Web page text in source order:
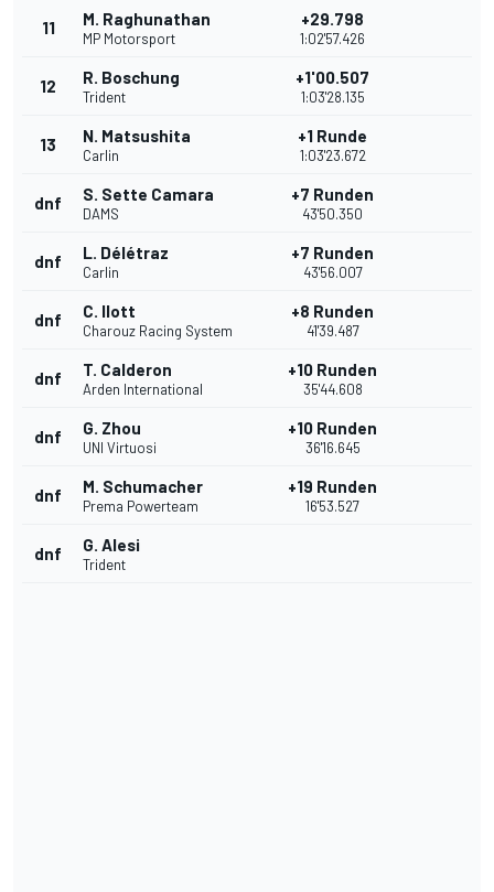
11 M. Raghunathan
MP Motorsport
+29.798
1:02'57.426
12 R. Boschung
Trident
+1'00.507
1:03'28.135
13 N. Matsushita
Carlin
+1 Runde
1:03'23.672
dnf S. Sette Camara
DAMS
+7 Runden
43'50.350
dnf L. Délétraz
Carlin
+7 Runden
43'56.007
dnf C. Ilott
Charouz Racing System
+8 Runden
41'39.487
dnf T. Calderon
Arden International
+10 Runden
35'44.608
dnf G. Zhou
UNI Virtuosi
+10 Runden
36'16.645
dnf M. Schumacher
Prema Powerteam
+19 Runden
16'53.527
dnf G. Alesi
Trident